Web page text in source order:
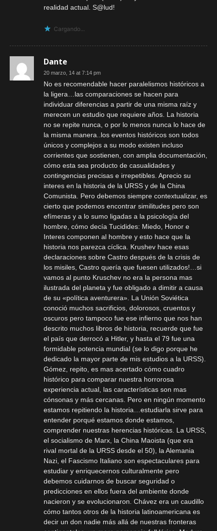
realidad actual. S@lud!
Cargando...
Dante
20 marzo, 14 at 7:14 pm
No es recomendable hacer paralelismos históricos a
la ligera…las comparaciones se hacen para
individuar diferencias a partir de una misma raíz y
merecen un estudio que requiere años. La historia
no se repite nunca, o por lo menos nunca lo hace de
la misma manera..los eventos históricos son todos
únicos y complejos a su modo existen incluso
corrientes que sostienen, con amplia documentación,
cómo esta sea producto de casualidades y
contingencias precisas e irrepetibles. Aprecio su
interes en la historia de la URSS y de la China
Comunista. Pero debemos siempre contextualizar, es
cierto que podemos encontrar similitudes pero son
efímeras y a lo sumo ligadas a la psicología del
hombre, cómo decía Tucidides: Miedo, Honor e
Interes componen al hombre y esto hace que la
historia nos parezca cíclica. Krushev hace esas
declaraciones sobre Castro después de la crisis de
los misiles, Castro quería que fuesen utilizados!…si
vamos al punto Kruschev no era la persona mas
ilustrada del planeta y fue obligado a dimitir a causa
de su «política aventurera». La Unión Soviética
conoció muchos sacrificios, dolorosos, cruentos y
oscuros pero tampoco fue ese infierno que nos han
descrito muchos libros de historia, recuerde que fue
el país que derrocó a Hitler, y hasta el 79 fue una
formidable potencia mundial (se lo digo porque he
dedicado la mayor parte de mis estudios a la URSS).
Gómez, repito, es mas acertado cómo cuadro
histórico para comparar nuestra horrorosa
experiencia actual, las características son mas
cónsonas y más cercanas. Pero en ningún momento
estamos repitiendo la historia…estudiarla sirve para
entender porqué estamos donde estamos,
comprender nuestras herencias históricas. La URSS,
el socialismo de Marx, la China Maoista (que era
rival mortal de la URSS desde el 50), la Alemania
Nazi, el Fascismo Italiano son espectaculares para
estudiar y enriquecernos culturalmente pero
debemos cuidarnos de buscar seguridad o
predicciones en ellos fuera del ambiente donde
nacieron y se evolucionaron. Chávez era un caudillo
cómo tantos otros de la historia latinoamericana es
decir un don nadie más allá de nuestras fronteras